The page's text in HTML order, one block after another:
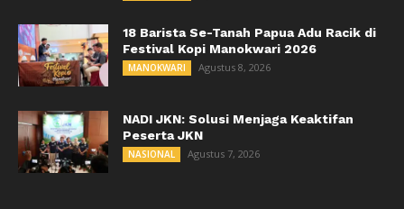
18 Barista Se-Tanah Papua Adu Racik di
Festival Kopi Manokwari 2026
MANOKWARI Agustus 8, 2026
NADI JKN: Solusi Menjaga Keaktifan
Peserta JKN
NASIONAL Agustus 7, 2026